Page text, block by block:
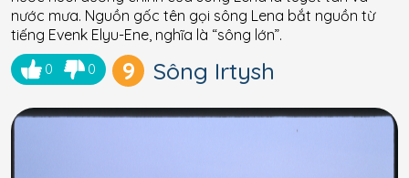
nước mưa. Nguồn gốc tên gọi sông Lena bắt nguồn từ
tiếng Evenk Elyu-Ene, nghĩa là “sông lớn”.
0 0 9 Sông Irtysh